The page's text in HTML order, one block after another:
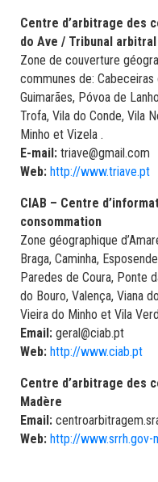
Centre d’arbitrage des
do Ave / Tribunal arbitral
Zone de couverture
communes de:
Guimarães, Póvoa de
Trofa, Vila do Conde, Vila
Minho et Vizela .
E-mail: triave@gmail.com
Web: http://www.triave.pt
CIAB – Centre
consommation
Zone géographique
Braga, Caminha,
Paredes de Coura, Ponte
do Bouro, Valença, Viana
Vieira do Minho et Vila
Email: geral@ciab.pt
Web: http://www.ciab.pt
Centre d’arbitrage des
Madère
Email:
Web: http://www.srrh.gov-